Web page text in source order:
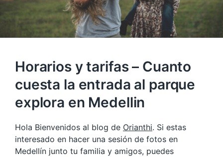
Horarios y tarifas – Cuanto
cuesta la entrada al parque
explora en Medellin
Hola Bienvenidos al blog de Orianthi. Si estas
interesado en hacer una sesión de fotos en
Medellín junto tu familia y amigos, puedes